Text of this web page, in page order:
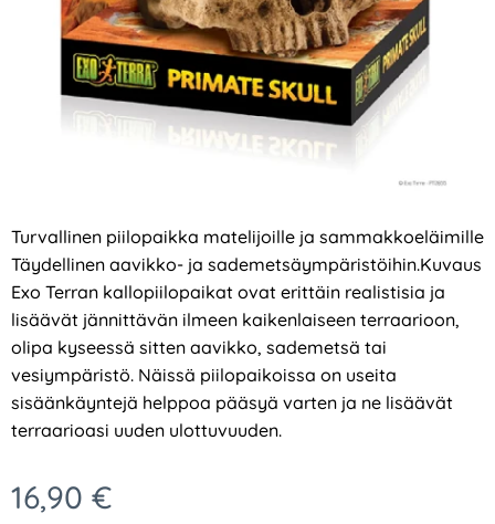
Turvallinen piilopaikka matelijoille ja sammakkoeläimille
Täydellinen aavikko- ja sademetsäympäristöihin.Kuvaus
Exo Terran kallopiilopaikat ovat erittäin realistisia ja
lisäävät jännittävän ilmeen kaikenlaiseen terraarioon,
olipa kyseessä sitten aavikko, sademetsä tai
vesiympäristö. Näissä piilopaikoissa on useita
sisäänkäyntejä helppoa pääsyä varten ja ne lisäävät
terraarioasi uuden ulottuvuuden.
16,90 €